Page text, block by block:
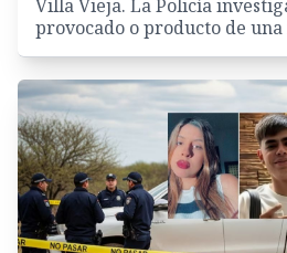
Villa Vieja. La Policía
provocado o producto de